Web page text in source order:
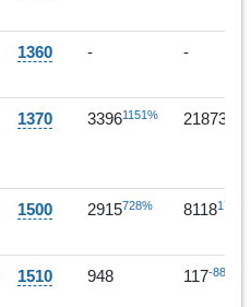
1360 - -
1370 33961151% 21873
1500 2915728% 8118178%
1510 948 117-88%